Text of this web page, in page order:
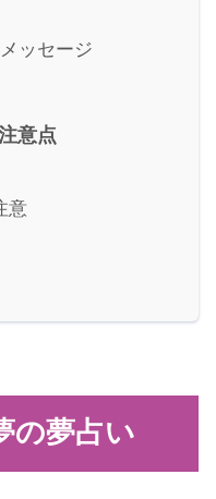
ッセージ
意点
意
の夢占い